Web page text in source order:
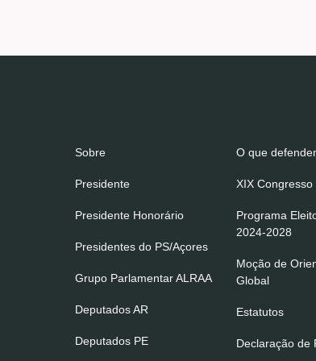
Sobre
Presidente
Presidente Honorário
Presidentes do PS/Açores
Grupo Parlamentar ALRAA
Deputados AR
Deputados PE
O que
XIX Congresso
Programa
2024-2028
Moção de
Global
Estatutos
Declaração de